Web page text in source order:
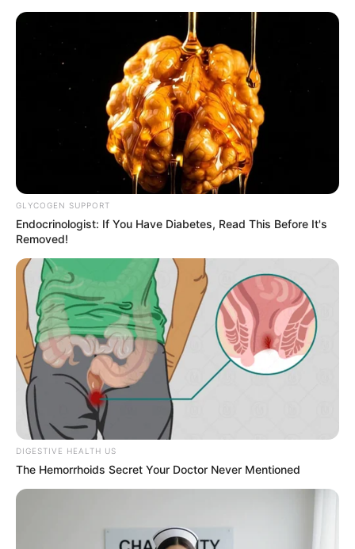
GLYCOGEN SUPPORT
Endocrinologist: If You Have Diabetes, Read This Before It's
Removed!
DIGESTIVE HEALTH US
The Hemorrhoids Secret Your Doctor Never Mentioned